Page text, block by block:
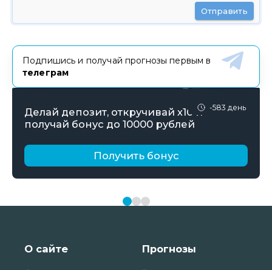
Отправить
Подпишись и получай прогнозы первым в
телеграм
-583 день
Делай депозит, откручивай х10 и
получай бонус до 10000 рублей
Получить бонус
О сайте Прогнозы